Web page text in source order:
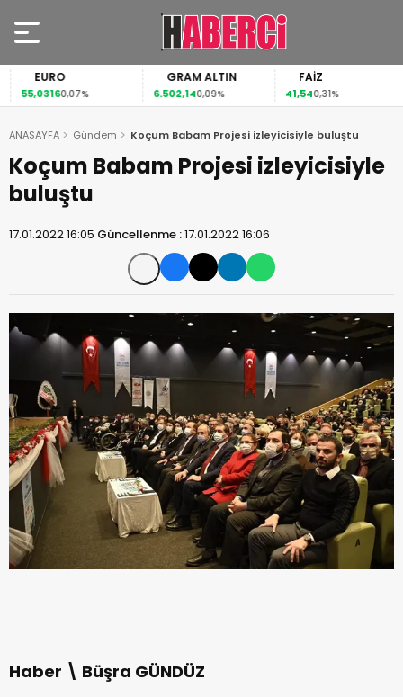
EURO
55,03160,07%
GRAM ALTIN
6.502,140,09%
FAİZ
41,540,31%
ANASAYFA Gündem Koçum Babam Projesi izleyicisiyle buluştu
Koçum Babam Projesi izleyicisiyle
buluştu
17.01.2022 16:05 Güncellenme :17.01.2022 16:06
Haber \ Büşra GÜNDÜZ